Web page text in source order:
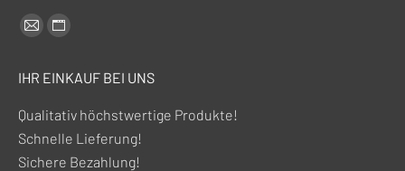
Finden Sie uns auf:
E-
Seite
Website-
wird
neuen
IHR EINKAUF BEI UNS
Qualitativ höchstwertige Produkte!
Schnelle Lieferung!
Sichere Bezahlung!